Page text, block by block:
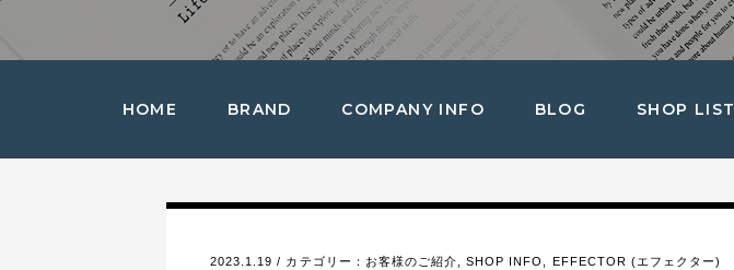
HOME BRAND COMPANY INFO BLOG SHOP LIST
2023.1.19 / カテゴリー： お客様のご紹介 ,SHOP INFO EFFECTOR (エフェクター)